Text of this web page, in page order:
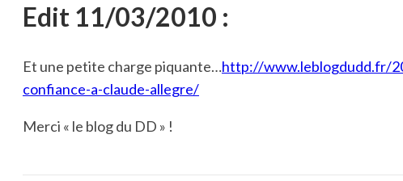
Edit 11/03/2010 :
Et une petite charge piquante…http://www.leblogdudd.fr/
confiance-a-claude-allegre/
Merci « le blog du DD » !